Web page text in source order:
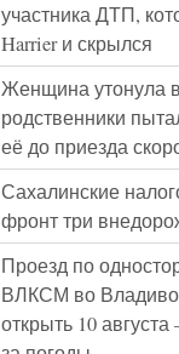
участника ДТП,
Harrier и скрылся
Женщина утонула
родственники
её до приезда
Сахалинские
фронт три
Проезд по
ВЛКСМ во
открыть 10